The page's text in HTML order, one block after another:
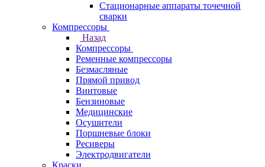
Стационарные аппараты точечной
сварки
Компрессоры
Назад
Компрессоры
Ременные компрессоры
Безмасляные
Прямой привод
Винтовые
Бензиновые
Медицинские
Осушители
Поршневые блоки
Ресиверы
Электродвигатели
Краски